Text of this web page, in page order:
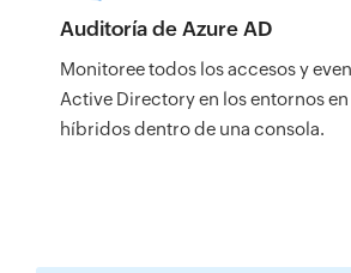
Auditoría de Azure AD
Monitoree todos los accesos y
Active Directory en los entornos en
híbridos dentro de una consola.